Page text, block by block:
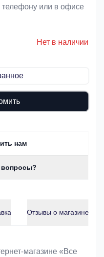
телефону или в офисе
Нет в наличии
нам
Отзывы о магазине
магазине «Bce